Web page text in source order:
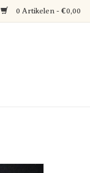
0 Artikelen - €0,00